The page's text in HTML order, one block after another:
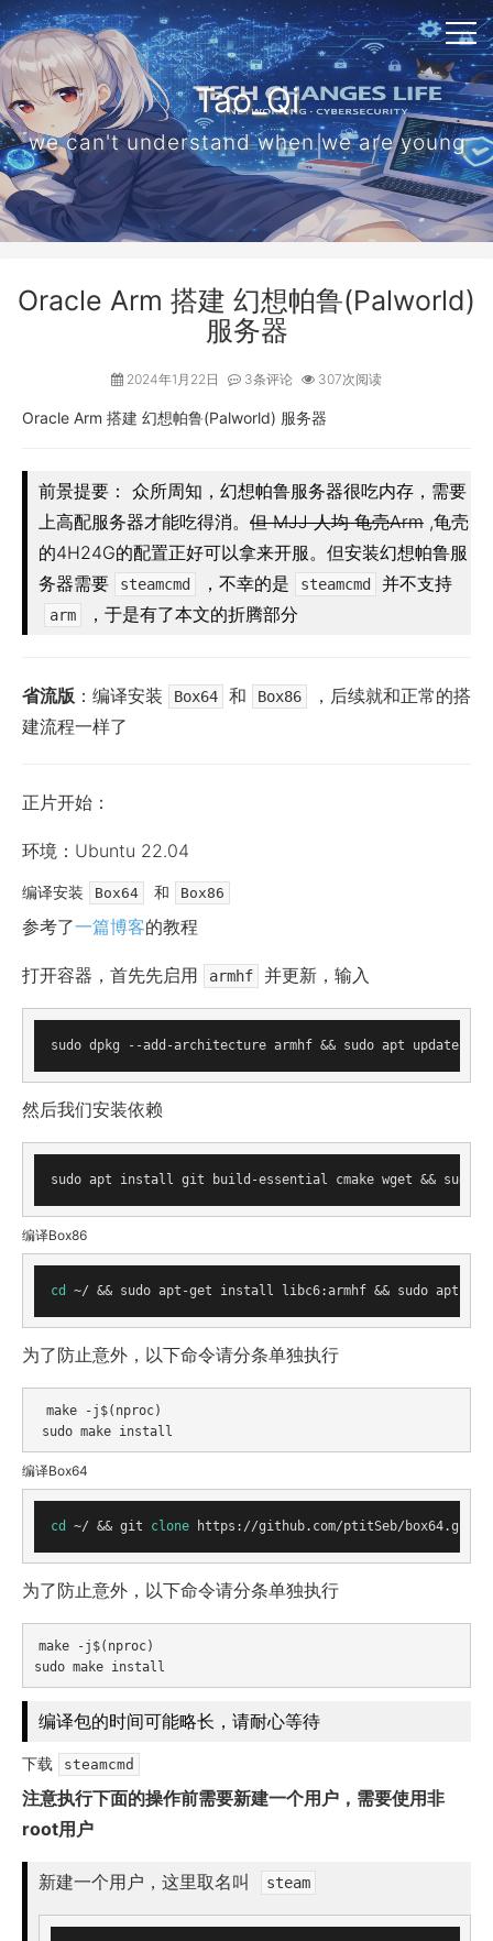
Tao_Qi
we can't understand when we are young
Oracle Arm 搭建 幻想帕鲁(Palworld)
服务器
2024年1月22日 3条评论 307次阅读
Oracle Arm 搭建 幻想帕鲁(Palworld) 服务器
前景提要： 众所周知，幻想帕鲁服务器很吃内存，需要
上高配服务器才能吃得消。 但 MJJ 人均 龟壳Arm ,龟壳
的4H24G的配置正好可以拿来开服。但安装幻想帕鲁服
务器需要
steamcmd ，不幸的是 steamcmd 并不支持
arm ，于是有了本文的折腾部分
省流版 ：编译安装 Box64 和 Box86
，后续就和正常的搭
建流程一样了
正片开始：
环境：Ubuntu 22.04
编译安装 Box64 和 Box86
参考了一篇博客的教程
打开容器，首先先启用 armhf 并更新，输入
然后我们安装依赖
sudo apt install git build-essential cmake wget &&
编译Box86
cd ~/ && sudo apt-get install libc6:armhf && sudo apt
为了防止意外，以下命令请分条单独执行
make -j$(nproc)
编译Box64
cd ~/ && git clone https://github.com/ptitSeb/box64.git
为了防止意外，以下命令请分条单独执行
make -j$(nproc)
编译包的时间可能略长，请耐心等待
下载 steamcmd
注意执行下面的操作前需要新建一个用户，需要使用非
root用户
新建一个用户，这里取名叫 steam